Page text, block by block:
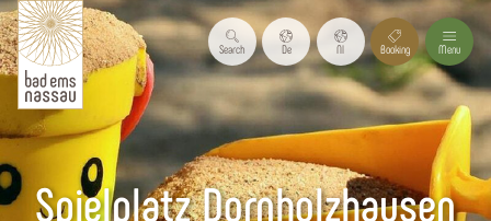
Search De Nl Booking Menu
Spielplatz Dornholzhausen